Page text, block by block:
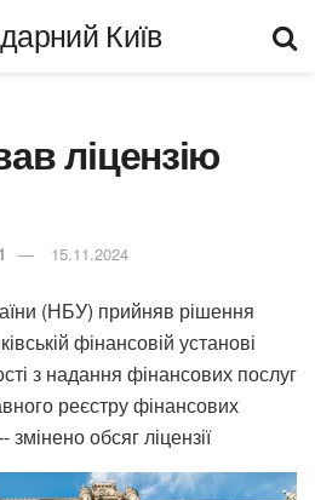
Київ
ліцензію
15.11.2024
(НБУ) прийняв рішення
фінансовій установі
з надання фінансових послуг
реєстру фінансових
обсяг ліцензії